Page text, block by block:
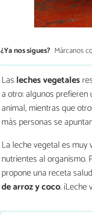
¿Ya nos sigues? Márcanos
Las leches vegetales
a otro: algunos
animal, mientras que
más personas se
La leche vegetal es muy
nutrientes al organismo.
propone una receta
de arroz y coco.